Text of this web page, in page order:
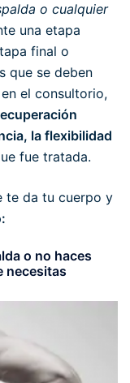
o cualquier
una etapa
final o
que se deben
el consultorio,
la flexibilidad
fue tratada.
te da tu cuerpo y
o no haces
necesitas